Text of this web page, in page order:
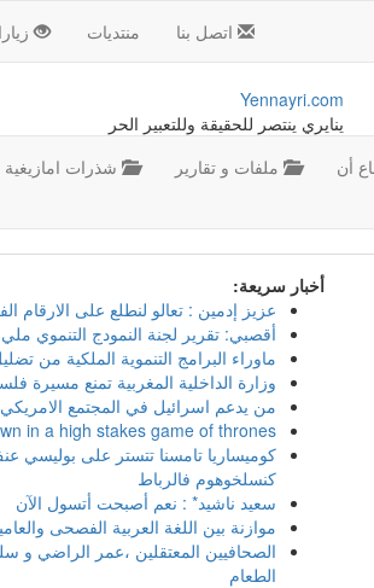
منتديات اتصل بنا
Yennayri.com
ينايري ينتصر للحقيقة وللتعبير الحر
شذرات امازيغية ملفات و تقارير أن
أخبار سريعة:
عزيز إدمين : تعالو لنطلع على الارقام
أقصبي: تقرير لجنة النمودج التنموي
ماوراء البرامج التنموية الملكية من
وزارة الداخلية المغربية تمنع مسيرة
من يدعم اسرائيل في المجتمع الامريكي
in a high stakes game of thrones
كوميساريا تامسنا تتستر على بوليسي
كنسلخوهوم فالرباط
سعيد ناشيد* : نعم أصبحت أتسول الآن
موازنة بين اللغة العربية الفصحى
الصحافيين المعتقلين ،عمر الراضي و
الطعام